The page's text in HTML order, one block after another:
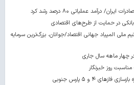
درآمد عملیاتی ۸۰ درصد رشد کرد
در حمایت از طرح‌های اقتصادی
ملی المپیاد جهانی اقتصاد/جوانان، بزرگ‌ترین سرمایه
مناسبت روز خبرنگار
۴ و ۵ پارس جنوبی